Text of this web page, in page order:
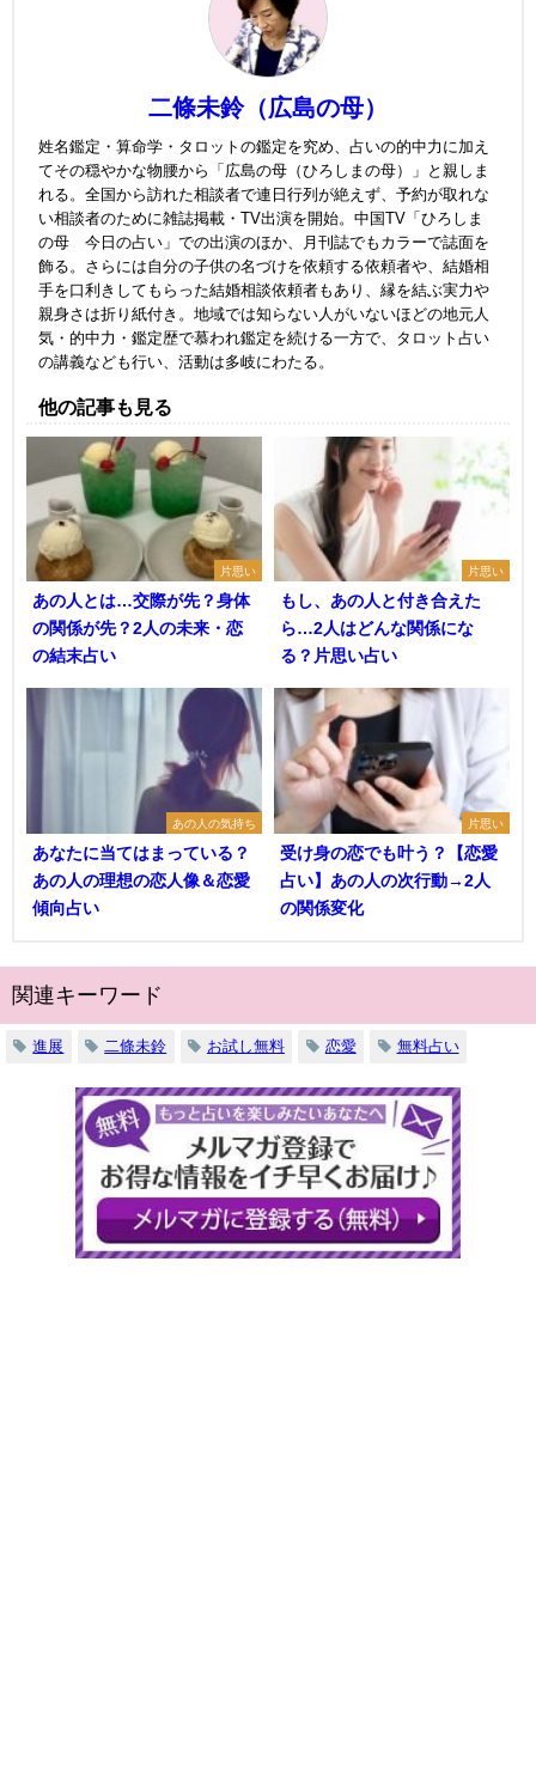
二條未鈴（広島の母）
姓名鑑定・算命学・タロットの鑑定を究め、占いの的中力に加え
てその穏やかな物腰から「広島の母（ひろしまの母）」と親しま
れる。全国から訪れた相談者で連日行列が絶えず、予約が取れな
い相談者のために雑誌掲載・TV出演を開始。中国TV「ひろしま
の母 今日の占い」での出演のほか、月刊誌でもカラーで誌面を
飾る。さらには自分の子供の名づけを依頼する依頼者や、結婚相
手を口利きしてもらった結婚相談依頼者もあり、縁を結ぶ実力や
親身さは折り紙付き。地域では知らない人がいないほどの地元人
気・的中力・鑑定歴で慕われ鑑定を続ける一方で、タロット占い
の講義なども行い、活動は多岐にわたる。
他の記事も見る
片思い
あの人とは…交際が先？身体
の関係が先？2人の未来・恋
の結末占い
片思い
もし、あの人と付き合えた
ら…2人はどんな関係にな
る？片思い占い
あの人の気持ち
あなたに当てはまっている？
あの人の理想の恋人像＆恋愛
傾向占い
片思い
受け身の恋でも叶う？【恋愛
占い】あの人の次行動→2人
の関係変化
関連キーワード
進展 二條未鈴 お試し無料 恋愛 無料占い